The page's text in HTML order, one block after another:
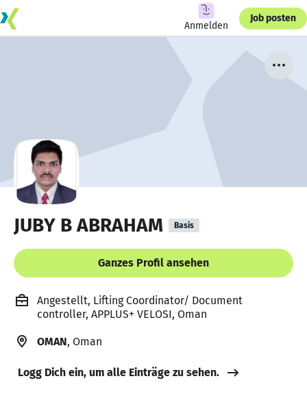
Anmelden
Job posten
JUBY B ABRAHAM Basis
Ganzes Profil ansehen
Angestellt, Lifting Coordinator/ Document
controller, APPLUS+ VELOSI, Oman
OMAN, Oman
Logg Dich ein, um alle Einträge zu sehen.